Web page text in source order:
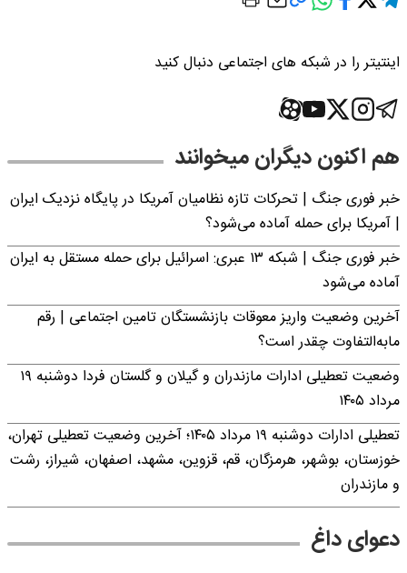
اینتیتر را در شبکه های اجتماعی دنبال کنید
هم اکنون دیگران میخوانند
خبر فوری جنگ | تحرکات تازه نظامیان آمریکا در پایگاه نزدیک ایران
| آمریکا برای حمله آماده می‌شود؟
خبر فوری جنگ | شبکه ۱۳ عبری: اسرائیل برای حمله مستقل به ایران
آماده می‌شود
آخرین وضعیت واریز معوقات بازنشستگان تامین اجتماعی | رقم
مابه‌التفاوت چقدر است؟
وضعیت تعطیلی ادارات مازندران و گیلان و گلستان فردا دوشنبه ۱۹
مرداد ۱۴۰۵
تعطیلی ادارات دوشنبه ۱۹ مرداد ۱۴۰۵؛ آخرین وضعیت تعطیلی تهران،
خوزستان، بوشهر، هرمزگان، قم، قزوین، مشهد، اصفهان، شیراز، رشت
و مازندران
دعوای داغ